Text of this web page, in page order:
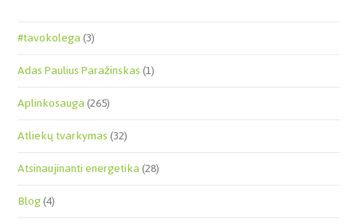
#tavokolega(3)
Adas Paulius Paražinskas(1)
Aplinkosauga(265)
Atliekų tvarkymas(32)
Atsinaujinanti energetika(28)
Blog(4)